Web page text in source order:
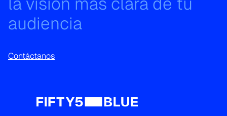
audiencia
Contáctanos